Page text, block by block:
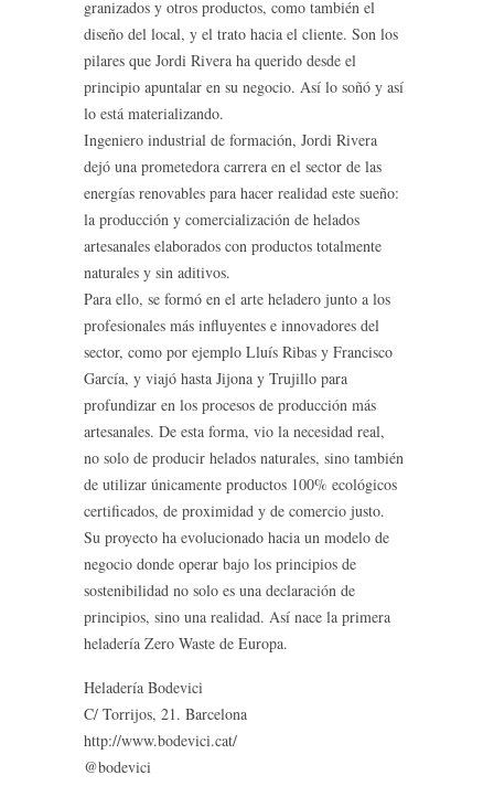
granizados y otros productos, como también el
diseño del local, y el trato hacia el cliente. Son los
pilares que Jordi Rivera ha querido desde el
principio apuntalar en su negocio. Así lo soñó y así
lo está materializando.
Ingeniero industrial de formación, Jordi Rivera
dejó una prometedora carrera en el sector de las
energías renovables para hacer realidad este sueño:
la producción y comercialización de helados
artesanales elaborados con productos totalmente
naturales y sin aditivos.
Para ello, se formó en el arte heladero junto a los
profesionales más influyentes e innovadores del
sector, como por ejemplo Lluís Ribas y Francisco
García, y viajó hasta Jijona y Trujillo para
profundizar en los procesos de producción más
artesanales. De esta forma, vio la necesidad real,
no solo de producir helados naturales, sino también
de utilizar únicamente productos 100% ecológicos
certificados, de proximidad y de comercio justo.
Su proyecto ha evolucionado hacia un modelo de
negocio donde operar bajo los principios de
sostenibilidad no solo es una declaración de
principios, sino una realidad. Así nace la primera
heladería Zero Waste de Europa.
Heladería Bodevici
C/ Torrijos, 21. Barcelona
http://www.bodevici.cat/
@bodevici